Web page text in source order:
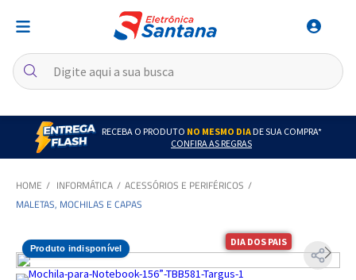
RECEBA O PRODUTO NO MESMO DIADE SUA COMPRA*
CONFIRA AS REGRAS
INFORMÁTICA
ACESSÓRIOS E PERIFÉRICOS
MALETAS, MOCHILAS E CAPAS
DIA DOS PAIS
Produto indisponível